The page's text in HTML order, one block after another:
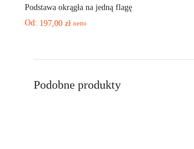
Podstawa okrągła na jedną flagę
Od: 197,00 zł netto
Podobne produkty